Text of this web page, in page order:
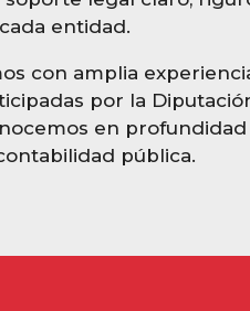
entidad.
con amplia
por la
en
pública.